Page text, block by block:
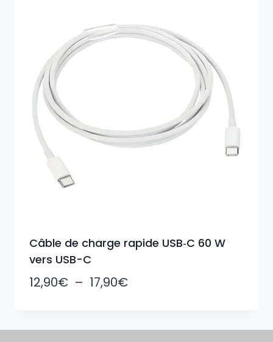
Câble de charge rapide USB‑C 60 W
vers USB-C
12,90€ – 17,90€Plage